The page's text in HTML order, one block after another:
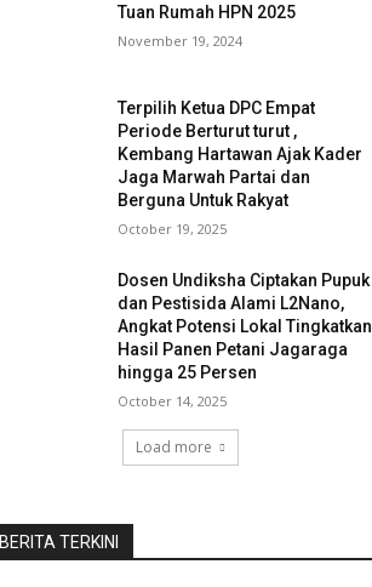
Tuan Rumah HPN 2025
November 19, 2024
Terpilih Ketua DPC Empat
Periode Berturut turut ,
Kembang Hartawan Ajak Kader
Jaga Marwah Partai dan
Berguna Untuk Rakyat
October 19, 2025
Dosen Undiksha Ciptakan Pupuk
dan Pestisida Alami L2Nano,
Angkat Potensi Lokal Tingkatkan
Hasil Panen Petani Jagaraga
hingga 25 Persen
October 14, 2025
Load more
BERITA TERKINI